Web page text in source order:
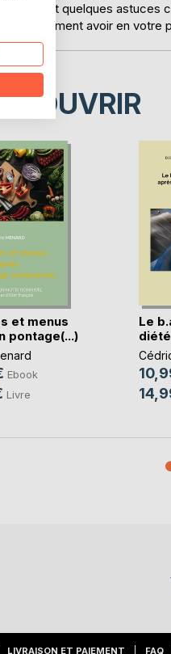
et quelques astuces
absolument avoir en votre
et menus
pontage(...)
Ebook
Livre
Le
LIVRAISON ET PAIEMENT FAQ